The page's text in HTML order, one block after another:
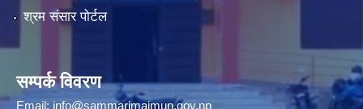
श्रम संसार पोर्टल
सम्पर्क विवरण
Email: info@sammarimaimun.gov.np